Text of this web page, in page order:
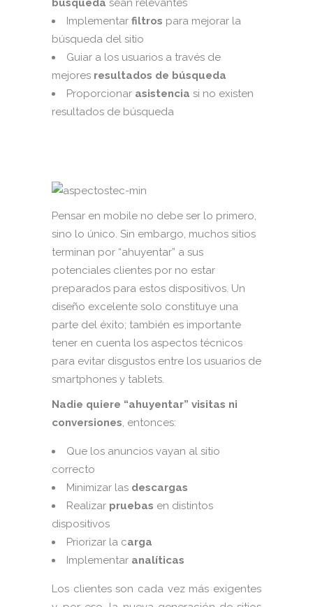
búsqueda sean relevantes
Implementar filtros para mejorar la
búsqueda del sitio
Guiar a los usuarios a través de
mejores resultados de búsqueda
Proporcionar asistencia si no existen
resultados de búsqueda
Pensar en mobile no debe ser lo primero,
sino lo único. Sin embargo, muchos sitios
terminan por “ahuyentar” a sus
potenciales clientes por no estar
preparados para estos dispositivos. Un
diseño excelente solo constituye una
parte del éxito; también es importante
tener en cuenta los aspectos técnicos
para evitar disgustos entre los usuarios de
smartphones y tablets.
Nadie quiere “ahuyentar” visitas ni
conversiones, entonces:
Que los anuncios vayan al sitio
correcto
Minimizar las descargas
Realizar pruebas en distintos
dispositivos
Priorizar la carga
Implementar analíticas
Los clientes son cada vez más exigentes